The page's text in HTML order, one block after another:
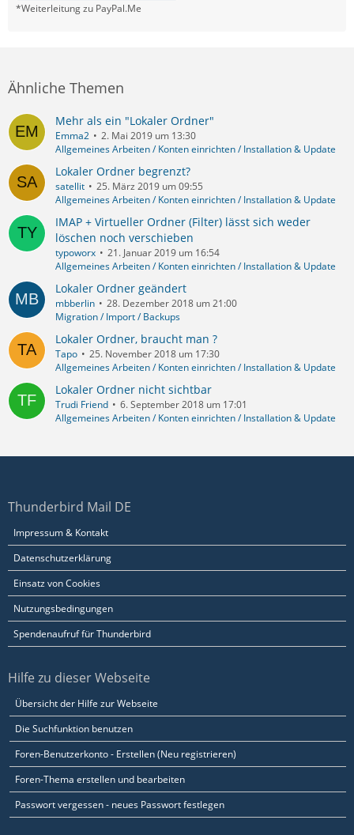
*Weiterleitung zu PayPal.Me
Ähnliche Themen
Mehr als ein "Lokaler Ordner"
Emma2
2. Mai 2019 um 13:30
Allgemeines Arbeiten / Konten einrichten / Installation & Update
Lokaler Ordner begrenzt?
satellit
25. März 2019 um 09:55
Allgemeines Arbeiten / Konten einrichten / Installation & Update
IMAP + Virtueller Ordner (Filter) lässt sich weder
löschen noch verschieben
typoworx
21. Januar 2019 um 16:54
Allgemeines Arbeiten / Konten einrichten / Installation & Update
Lokaler Ordner geändert
mbberlin
28. Dezember 2018 um 21:00
Migration / Import / Backups
Lokaler Ordner, braucht man ?
Tapo
25. November 2018 um 17:30
Allgemeines Arbeiten / Konten einrichten / Installation & Update
Lokaler Ordner nicht sichtbar
Trudi Friend
6. September 2018 um 17:01
Allgemeines Arbeiten / Konten einrichten / Installation & Update
Thunderbird Mail DE
Impressum & Kontakt
Datenschutzerklärung
Einsatz von Cookies
Nutzungsbedingungen
Spendenaufruf für Thunderbird
Hilfe zu dieser Webseite
Übersicht der Hilfe zur Webseite
Die Suchfunktion benutzen
Foren-Benutzerkonto - Erstellen (Neu registrieren)
Foren-Thema erstellen und bearbeiten
Passwort vergessen - neues Passwort festlegen